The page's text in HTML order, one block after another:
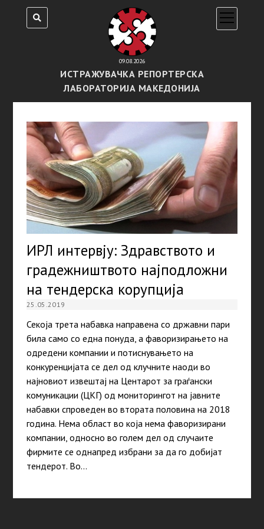
09.08.2026
ИСТРАЖУВАЧКА РЕПОРТЕРСКА
ЛАБОРАТОРИЈА МАКЕДОНИЈА
open
menu
ИРЛ интервју: Здравството и
градежништвото најподложни
на тендерска корупција
25.05.2019
Секоја трета набавка направена со државни пари
била само со една понуда, а фаворизирањето на
одредени компании и потиснувањето на
конкуренцијата се дел од клучните наоди во
најновиот извештај на Центарот за граѓански
комуникации (ЦКГ) од мониторингот на јавните
набавки спроведен во втората половина на 2018
година. Нема област во која нема фаворизирани
компании, односно во голем дел од случаите
фирмите се однапред избрани за да го добијат
тендерот. Во…